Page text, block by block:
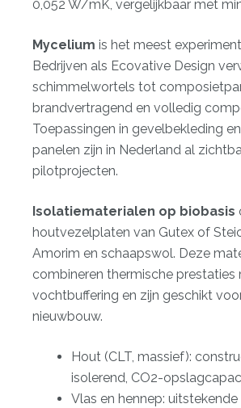
0,052 W/mK, vergelijkbaar met
Mycelium is het meest
Bedrijven als Ecovative Design
schimmelwortels tot
brandvertragend en volledig
Toepassingen in gevelbekleding
panelen zijn in Nederland al
pilotprojecten.
Isolatiematerialen op biobasis
houtvezelplaten van Gutex of
Amorim en schaapswol. Deze
combineren thermische prestaties
vochtbuffering en zijn geschikt
nieuwbouw.
Hout (CLT, massief):
isolerend, CO2-
Vlas en hennep: uitstekende